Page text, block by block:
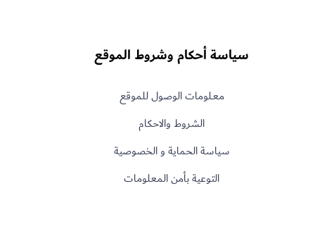
سياسة أحكام وشروط الموقع
معـلومات الوصول للموقع
الشروط والاحكام
سياسة الحماية و الخصوصية
التوعية بأمن المعلومات